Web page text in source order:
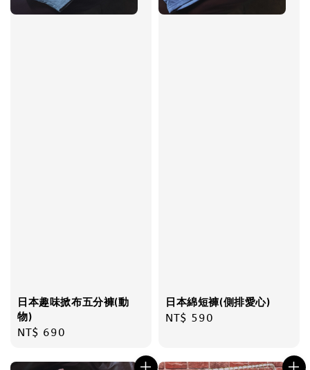
日本趣味掀布五分褲(動
物)
Regular
NT$ 690
日本綿短褲(側排愛心)
Regular
NT$ 590